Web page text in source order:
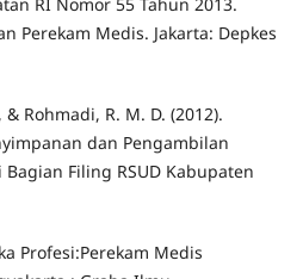
Perekam Medis. Jakarta: Depkes
Rohmadi, R. M. D. (2012).
dan Pengambilan
Filing RSUD Kabupaten
Profesi:Perekam Medis